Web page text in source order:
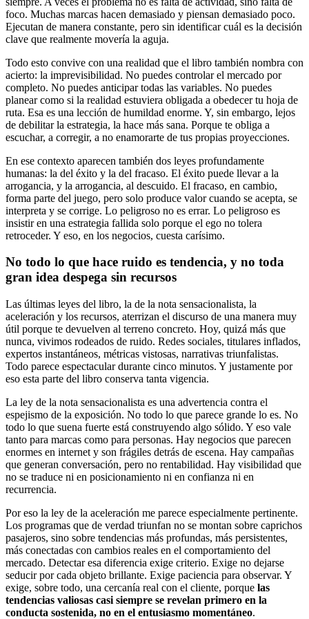
foco. Muchas marcas hacen demasiado y piensan demasiado poco.
Ejecutan de manera constante, pero sin identificar cuál es la decisión
clave que realmente movería la aguja.
Todo esto convive con una realidad que el libro también nombra con
acierto: la imprevisibilidad. No puedes controlar el mercado por
completo. No puedes anticipar todas las variables. No puedes
planear como si la realidad estuviera obligada a obedecer tu hoja de
ruta. Esa es una lección de humildad enorme. Y, sin embargo, lejos
de debilitar la estrategia, la hace más sana. Porque te obliga a
escuchar, a corregir, a no enamorarte de tus propias proyecciones.
En ese contexto aparecen también dos leyes profundamente
humanas: la del éxito y la del fracaso. El éxito puede llevar a la
arrogancia, y la arrogancia, al descuido. El fracaso, en cambio,
forma parte del juego, pero solo produce valor cuando se acepta, se
interpreta y se corrige. Lo peligroso no es errar. Lo peligroso es
insistir en una estrategia fallida solo porque el ego no tolera
retroceder. Y eso, en los negocios, cuesta carísimo.
No todo lo que hace ruido es tendencia, y no toda
gran idea despega sin recursos
Las últimas leyes del libro, la de la nota sensacionalista, la
aceleración y los recursos, aterrizan el discurso de una manera muy
útil porque te devuelven al terreno concreto. Hoy, quizá más que
nunca, vivimos rodeados de ruido. Redes sociales, titulares inflados,
expertos instantáneos, métricas vistosas, narrativas triunfalistas.
Todo parece espectacular durante cinco minutos. Y justamente por
eso esta parte del libro conserva tanta vigencia.
La ley de la nota sensacionalista es una advertencia contra el
espejismo de la exposición. No todo lo que parece grande lo es. No
todo lo que suena fuerte está construyendo algo sólido. Y eso vale
tanto para marcas como para personas. Hay negocios que parecen
enormes en internet y son frágiles detrás de escena. Hay campañas
que generan conversación, pero no rentabilidad. Hay visibilidad que
no se traduce ni en posicionamiento ni en confianza ni en
recurrencia.
Por eso la ley de la aceleración me parece especialmente pertinente.
Los programas que de verdad triunfan no se montan sobre caprichos
pasajeros, sino sobre tendencias más profundas, más persistentes,
más conectadas con cambios reales en el comportamiento del
mercado. Detectar esa diferencia exige criterio. Exige no dejarse
seducir por cada objeto brillante. Exige paciencia para observar. Y
exige, sobre todo, una cercanía real con el cliente, porque las
tendencias valiosas casi siempre se revelan primero en la
conducta sostenida, no en el entusiasmo momentáneo.